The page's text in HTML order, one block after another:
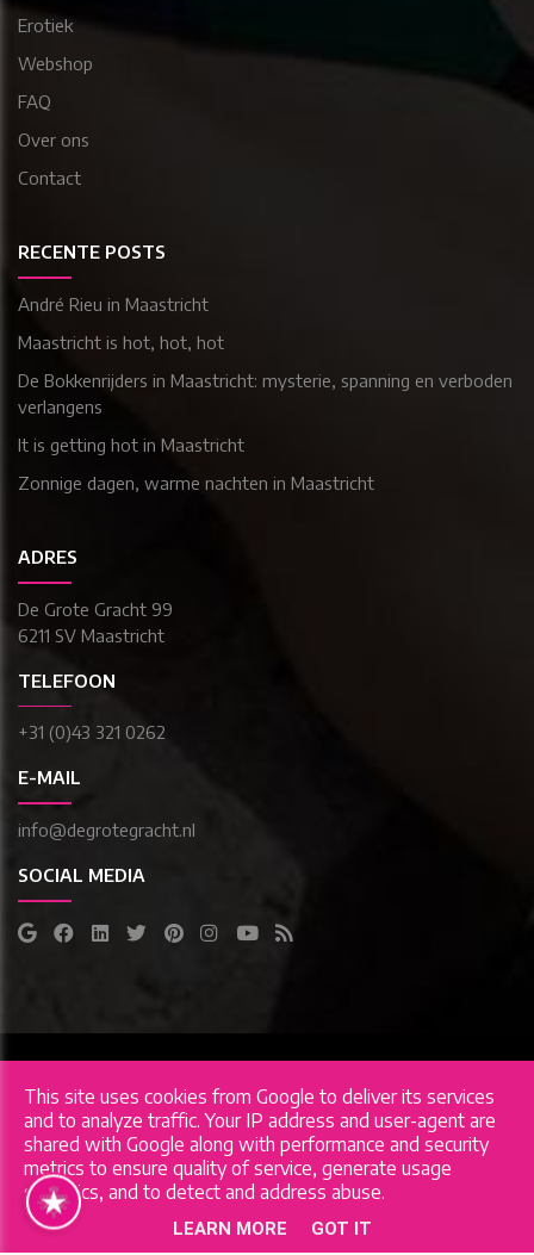
Erotiek
Webshop
FAQ
Over ons
Contact
RECENTE POSTS
André Rieu in Maastricht
Maastricht is hot, hot, hot
De Bokkenrijders in Maastricht: mysterie, spanning en verboden
verlangens
It is getting hot in Maastricht
Zonnige dagen, warme nachten in Maastricht
ADRES
De Grote Gracht 99
6211 SV Maastricht
TELEFOON
+31 (0)43 321 0262
E-MAIL
info@degrotegracht.nl
SOCIAL MEDIA
Copyright © 2026 De Grote Gracht. All rights reserved.
Privacy & Cookies|UP-TO-DATE WebDesign
This site uses cookies from Google to deliver its services
and to analyze traffic. Your IP address and user-agent are
shared with Google along with performance and security
metrics to ensure quality of service, generate usage
statistics, and to detect and address abuse.
LEARN MORE GOT IT